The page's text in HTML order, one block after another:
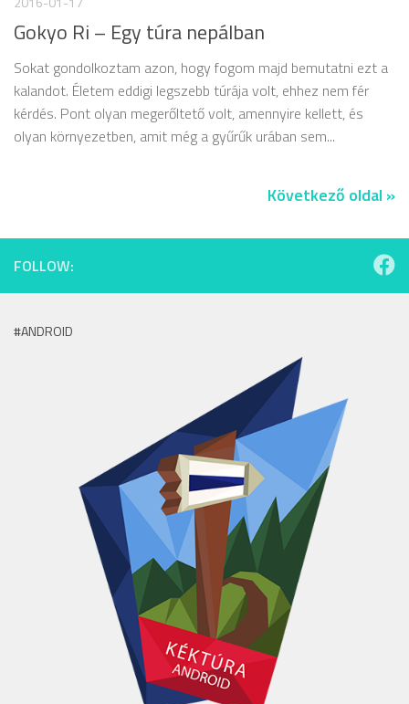
Gokyo Ri – Egy túra nepálban
Sokat gondolkoztam azon, hogy fogom majd bemutatni ezt a
kalandot. Életem eddigi legszebb túrája volt, ehhez nem fér
kérdés. Pont olyan megerőltető volt, amennyire kellett, és
olyan környezetben, amit még a gyűrűk urában sem...
Következő oldal »
FOLLOW:
#ANDROID